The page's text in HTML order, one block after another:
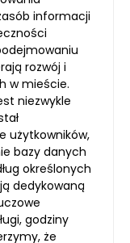
informacji
rozwój i
w mieście.
niezwykle
użytkowników,
bazy danych
określonych
dedykowaną
godziny
że